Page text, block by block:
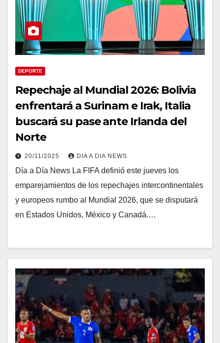
DEPORTE
Repechaje al Mundial 2026: Bolivia
enfrentará a Surinam e Irak, Italia
buscará su pase ante Irlanda del
Norte
20/11/2025 DIA A DIA NEWS
Día a Día News La FIFA definió este jueves los
emparejamientos de los repechajes intercontinentales
y europeos rumbo al Mundial 2026, que se disputará
en Estados Unidos, México y Canadá.…